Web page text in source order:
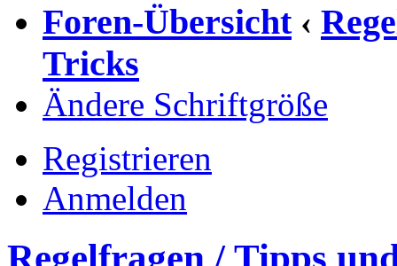
Foren-Übersicht ‹
Tricks
Ändere Schriftgröße
Registrieren
Anmelden
Regelfragen / Tipps